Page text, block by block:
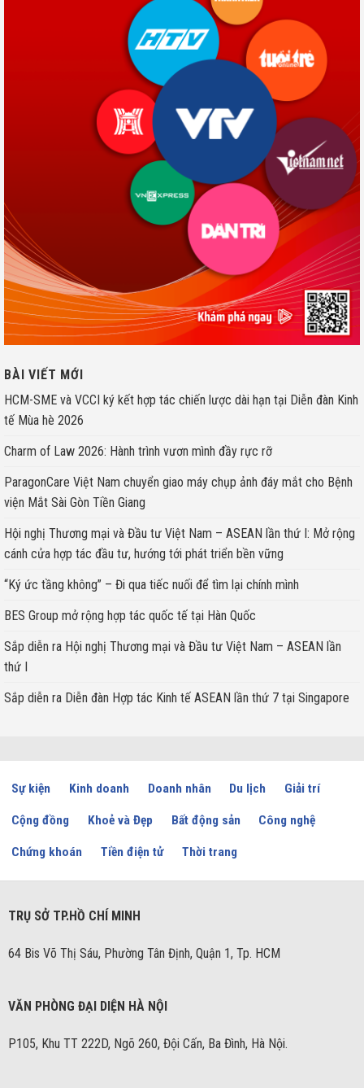
BÀI VIẾT MỚI
HCM-SME và VCCI ký kết hợp tác chiến lược dài hạn tại Diễn đàn Kinh
tế Mùa hè 2026
Charm of Law 2026: Hành trình vươn mình đầy rực rỡ
ParagonCare Việt Nam chuyển giao máy chụp ảnh đáy mắt cho Bệnh
viện Mắt Sài Gòn Tiền Giang
Hội nghị Thương mại và Đầu tư Việt Nam – ASEAN lần thứ I: Mở rộng
cánh cửa hợp tác đầu tư, hướng tới phát triển bền vững
“Ký ức tầng không” – Đi qua tiếc nuối để tìm lại chính mình
BES Group mở rộng hợp tác quốc tế tại Hàn Quốc
Sắp diễn ra Hội nghị Thương mại và Đầu tư Việt Nam – ASEAN lần
thứ I
Sắp diễn ra Diễn đàn Hợp tác Kinh tế ASEAN lần thứ 7 tại Singapore
Sự kiện Kinh doanh Doanh nhân Du lịch Giải trí
Cộng đồng Khoẻ và Đẹp Bất động sản Công nghệ
Chứng khoán Tiền điện tử Thời trang
TRỤ SỞ TP.HỒ CHÍ MINH
64 Bis Võ Thị Sáu, Phường Tân Định, Quận 1, Tp. HCM
VĂN PHÒNG ĐẠI DIỆN HÀ NỘI
P105, Khu TT 222D, Ngõ 260, Đội Cấn, Ba Đình, Hà Nội.